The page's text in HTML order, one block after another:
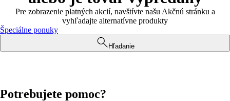
Pre zobrazenie platných akcií, navštívte našu Akčnú stránku a
vyhľadajte alternatívne produkty
Špeciálne ponuky
Hľadanie
Potrebujete pomoc?